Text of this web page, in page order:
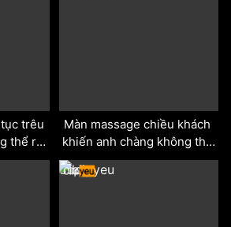
trêu
thể rời
Màn massage chiều khách
khiến anh chàng không thể
quên
odd